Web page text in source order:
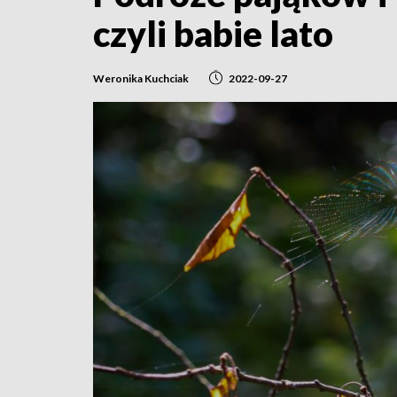
czyli babie lato
Weronika Kuchciak 2022-09-27